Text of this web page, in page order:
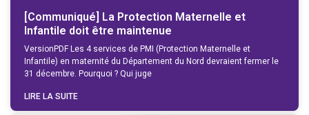
[Communiqué] La Protection Maternelle et
Infantile doit être maintenue
VersionPDF Les 4 services de PMI (Protection Maternelle et
Infantile) en maternité du Département du Nord devraient fermer le
31 décembre. Pourquoi ? Qui juge
LIRE LA SUITE